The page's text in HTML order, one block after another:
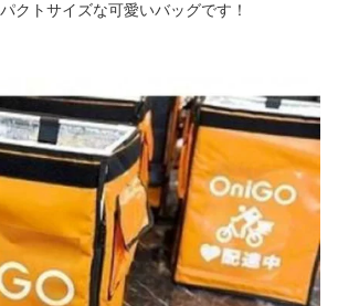
クトサイズな可愛いバッグです！